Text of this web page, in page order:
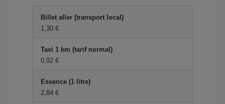
Billet aller (transport local)
1,30 €
Taxi 1 km (tarif normal)
0,92 €
Essence (1 litre)
2,84 €